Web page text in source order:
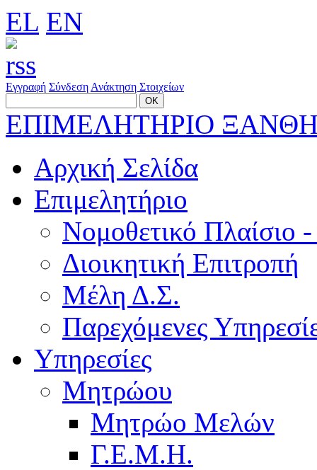
EL EN
Εγγραφή Σύνδεση Ανάκτηση Στοιχείων
ΕΠΙΜΕΛΗΤΗΡΙΟ
Αρχική Σελίδα
Επιμελητήριο
Νομοθετικό Πλαίσιο
Διοικητική Επιτροπή
Μέλη Δ.Σ.
Παρεχόμενες
Υπηρεσίες
Μητρώου
Μητρώο Μελών
Γ.Ε.Μ.Η.